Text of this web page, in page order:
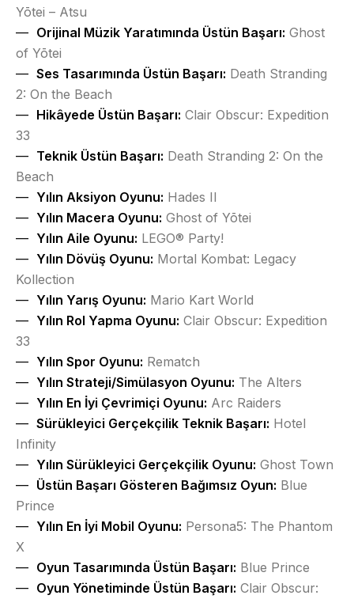
Yōtei – Atsu
Orijinal Müzik Yaratımında Üstün Başarı: Ghost
of Yōtei
Ses Tasarımında Üstün Başarı: Death Stranding
2: On the Beach
Hikâyede Üstün Başarı: Clair Obscur: Expedition
33
Teknik Üstün Başarı: Death Stranding 2: On the
Beach
Yılın Aksiyon Oyunu: Hades II
Yılın Macera Oyunu: Ghost of Yōtei
Yılın Aile Oyunu: LEGO® Party!
Yılın Dövüş Oyunu: Mortal Kombat: Legacy
Kollection
Yılın Yarış Oyunu: Mario Kart World
Yılın Rol Yapma Oyunu: Clair Obscur: Expedition
33
Yılın Spor Oyunu: Rematch
Yılın Strateji/Simülasyon Oyunu: The Alters
Yılın En İyi Çevrimiçi Oyunu: Arc Raiders
Sürükleyici Gerçekçilik Teknik Başarı: Hotel
Infinity
Yılın Sürükleyici Gerçekçilik Oyunu: Ghost Town
Üstün Başarı Gösteren Bağımsız Oyun: Blue
Prince
Yılın En İyi Mobil Oyunu: Persona5: The Phantom
X
Oyun Tasarımında Üstün Başarı: Blue Prince
Oyun Yönetiminde Üstün Başarı: Clair Obscur: